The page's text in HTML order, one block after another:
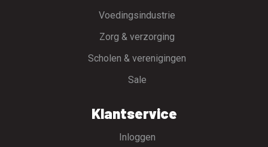
Voedingsindustrie
Zorg & verzorging
Scholen & verenigingen
Sale
Klantservice
Inloggen